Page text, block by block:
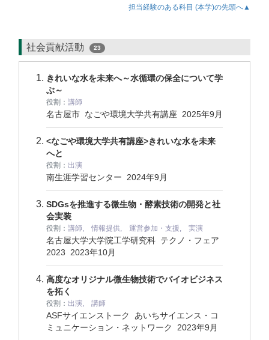
担当経験のある科目 (本学)の先頭へ▲
社会貢献活動 23
きれいな水を未来へ～水循環の保全について学
ぶ～
役割： 講師
名古屋市 なごや環境大学共有講座 2025年9月
<なごや環境大学共有講座>きれいな水を未来
へと
役割： 出演
南生涯学習センター 2024年9月
SDGsを推進する微生物・酵素技術の開発と社
会実装
役割： 講師, 情報提供, 運営参加・支援, 実演
名古屋大学大学院工学研究科 テクノ・フェア
2023 2023年10月
高度なオリジナル微生物技術でバイオビジネス
を拓く
役割： 出演, 講師
ASFサイエンストーク あいちサイエンス・コ
ミュニケーション・ネットワーク 2023年9月